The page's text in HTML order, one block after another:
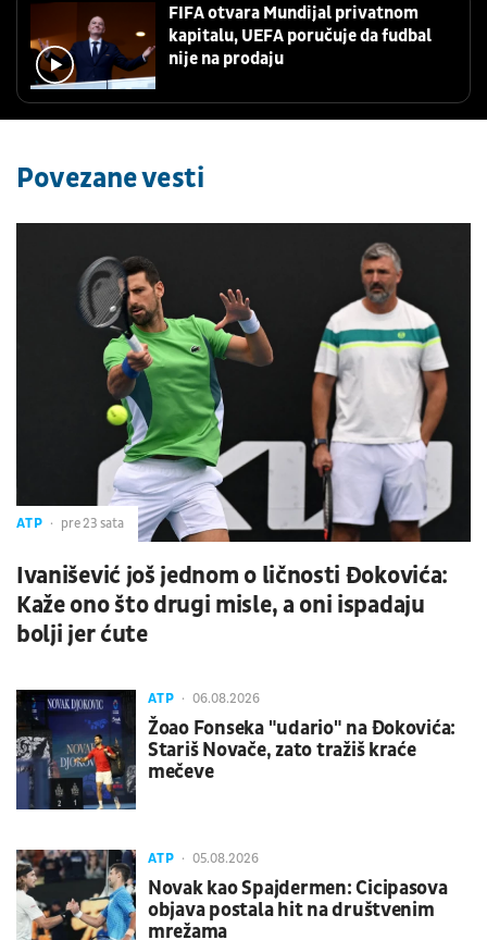
FIFA otvara Mundijal privatnom
kapitalu, UEFA poručuje da fudbal
nije na prodaju
Povezane vesti
ATP pre 23 sata
Ivanišević još jednom o ličnosti Đokovića:
Kaže ono što drugi misle, a oni ispadaju
bolji jer ćute
ATP 06.08.2026
Žoao Fonseka "udario" na Đokovića:
Stariš Novače, zato tražiš kraće
mečeve
ATP 05.08.2026
Novak kao Spajdermen: Cicipasova
objava postala hit na društvenim
mrežama